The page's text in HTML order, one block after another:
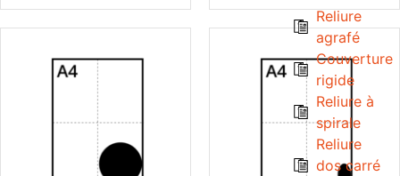
Reliure
agrafé
Couverture
rigide
Reliure à
spirale
Reliure
dos carré